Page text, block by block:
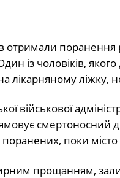
отримали поранення
із чоловіків,
лікарняному ліжку,
військової
смертоносний
поки
прощанням,